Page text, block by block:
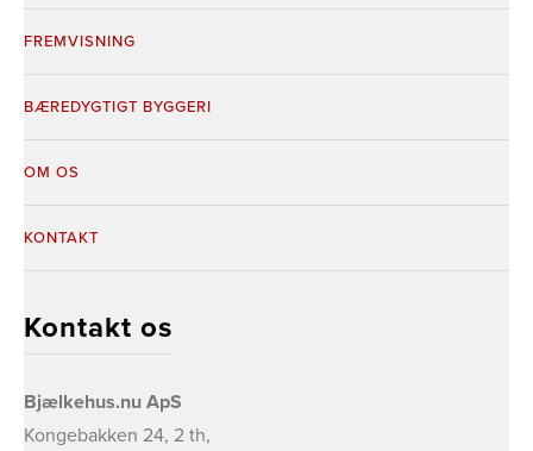
FREMVISNING
BÆREDYGTIGT BYGGERI
OM OS
KONTAKT
Kontakt os
Bjælkehus.nu ApS
​Kongebakken 24, 2 th,